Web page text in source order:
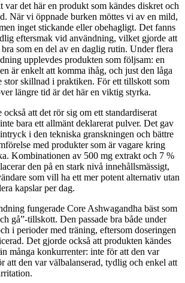
var det här en produkt som kändes diskret och
När vi öppnade burken möttes vi av en mild,
inget stickande eller obehagligt. Det fanns
eftersmak vid användning, vilket gjorde att
som en del av en daglig rutin. Under flera
upplevdes produkten som följsam: en
är enkelt att komma ihåg, och just den låga
stor skillnad i praktiken. För ett tillskott som
längre tid är det här en viktig styrka.
också att det rör sig om ett standardiserat
bara ett allmänt deklarerat pulver. Det gav
i den tekniska granskningen och bättre
med produkter som är vagare kring
Kombinationen av 500 mg extrakt och 7 %
den på en stark nivå innehållsmässigt,
som vill ha ett mer potent alternativ utan
kapslar per dag.
fungerade Core Ashwagandha bäst som
gå”-tillskott. Den passade bra både under
i perioder med träning, eftersom doseringen
Det gjorde också att produkten kändes
många konkurrenter: inte för att den var
att den var välbalanserad, tydlig och enkel att